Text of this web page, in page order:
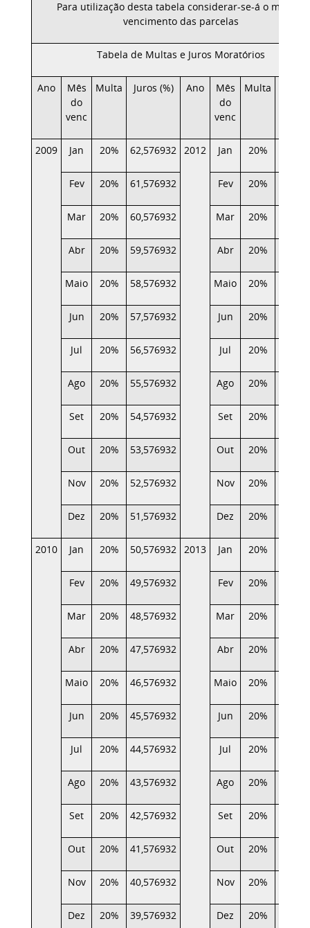
Para utilização desta tabela considerar-se-á o mês de
vencimento das parcelas
Tabela de Multas e Juros Moratórios
Ano
Mês
do
venc
Multa Juros (%) Ano
Mês
do
venc
Multa
2009 Jan 20% 62,576932 2012 Jan 20%
Fev 20% 61,576932 Fev 20%
Mar 20% 60,576932 Mar 20%
Abr 20% 59,576932 Abr 20%
Maio 20% 58,576932 Maio 20%
Jun 20% 57,576932 Jun 20%
Jul 20% 56,576932 Jul 20%
Ago 20% 55,576932 Ago 20%
Set 20% 54,576932 Set 20%
Out 20% 53,576932 Out 20%
Nov 20% 52,576932 Nov 20%
Dez 20% 51,576932 Dez 20%
2010 Jan 20% 50,576932 2013 Jan 20%
Fev 20% 49,576932 Fev 20%
Mar 20% 48,576932 Mar 20%
Abr 20% 47,576932 Abr 20%
Maio 20% 46,576932 Maio 20%
Jun 20% 45,576932 Jun 20%
Jul 20% 44,576932 Jul 20%
Ago 20% 43,576932 Ago 20%
Set 20% 42,576932 Set 20%
Out 20% 41,576932 Out 20%
Nov 20% 40,576932 Nov 20%
Dez 20% 39,576932 Dez 20%